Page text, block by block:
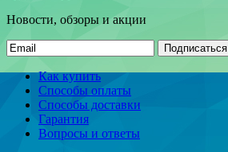
Новости, обзоры и акции
Подписаться
Как купить
Способы оплаты
Способы доставки
Гарантия
Вопросы и ответы